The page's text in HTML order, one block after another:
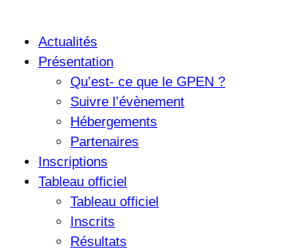
Actualités
Présentation
Qu’est- ce que le GPEN ?
Suivre l’évènement
Hébergements
Partenaires
Inscriptions
Tableau officiel
Tableau officiel
Inscrits
Résultats